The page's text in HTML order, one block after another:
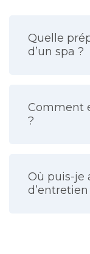
Quelle
d’un spa ?
Comment
?
Où puis-je